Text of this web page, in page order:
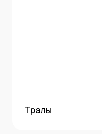
Тралы